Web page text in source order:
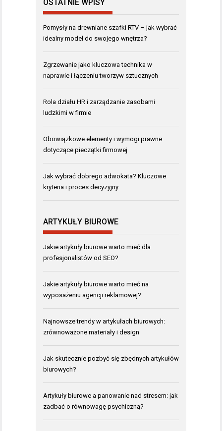
OSTATNIE WPISY
Pomysły na drewniane szafki RTV – jak wybrać
idealny model do swojego wnętrza?
Zgrzewanie jako kluczowa technika w
naprawie i łączeniu tworzyw sztucznych
Rola działu HR i zarządzanie zasobami
ludzkimi w firmie
Obowiązkowe elementy i wymogi prawne
dotyczące pieczątki firmowej
Jak wybrać dobrego adwokata? Kluczowe
kryteria i proces decyzyjny
ARTYKUŁY BIUROWE
Jakie artykuły biurowe warto mieć dla
profesjonalistów od SEO?
Jakie artykuły biurowe warto mieć na
wyposażeniu agencji reklamowej?
Najnowsze trendy w artykułach biurowych:
zrównoważone materiały i design
Jak skutecznie pozbyć się zbędnych artykułów
biurowych?
Artykuły biurowe a panowanie nad stresem: jak
zadbać o równowagę psychiczną?